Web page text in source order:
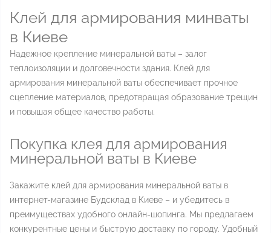
Клей для армирования минваты
в Киеве
Надежное крепление минеральной ваты – залог
теплоизоляции и долговечности здания. Клей для
армирования минеральной ваты обеспечивает прочное
сцепление материалов, предотвращая образование трещин
и повышая общее качество работы.
Покупка клея для армирования
минеральной ваты в Киеве
Закажите клей для армирования минеральной ваты в
интернет-магазине Будсклад в Киеве – и убедитесь в
преимуществах удобного онлайн-шопинга. Мы предлагаем
конкурентные цены и быструю доставку по городу. Удобный